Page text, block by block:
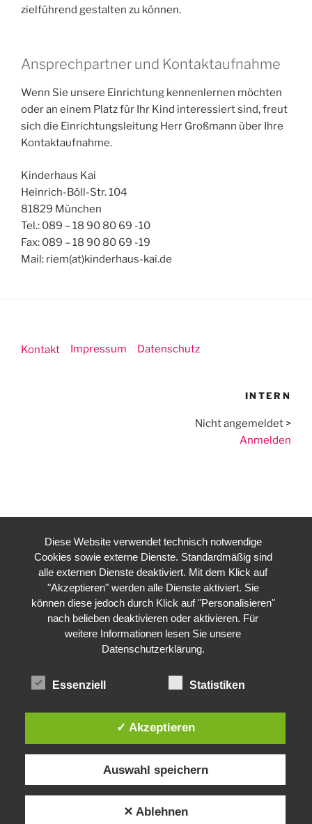
zielführend gestalten zu können.
Ansprechpartner und Kontaktaufnahme
Wenn Sie unsere Einrichtung kennenlernen möchten
oder an einem Platz für Ihr Kind interessiert sind, freut
sich die Einrichtungsleitung Herr Großmann über Ihre
Kontaktaufnahme.
Kinderhaus Kai
Heinrich-Böll-Str. 104
81829 München
Tel.: 089 – 18 90 80 69 -10
Fax: 089 – 18 90 80 69 -19
Mail: riem(at)kinderhaus-kai.de
Kontakt Impressum Datenschutz
INTERN
Nicht angemeldet >
Anmelden
Diese Website verwendet technisch notwendige
Cookies sowie externe Dienste. Standardmäßig sind
alle externen Dienste deaktiviert. Mit dem Klick auf
"Akzeptieren" werden alle Dienste aktiviert. Sie
können diese jedoch durch Klick auf "Personalisieren"
nach belieben deaktivieren oder aktivieren. Für
weitere Informationen lesen Sie unsere
Datenschutzerklärung.
Essenziell Statistiken
✓ Akzeptieren
Auswahl speichern
✕ Ablehnen